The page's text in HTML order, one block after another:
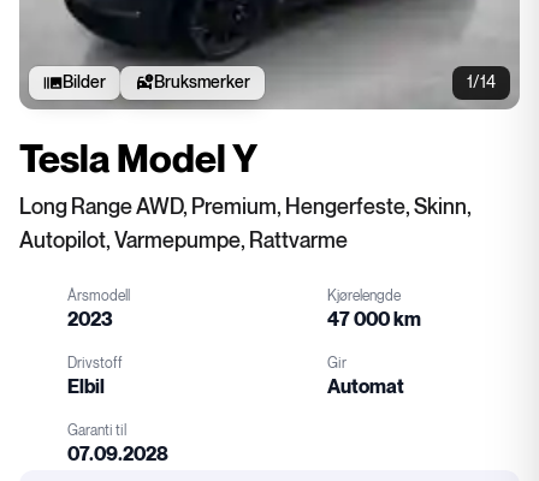
1/14
Bilder Bruksmerker
Tesla Model Y
Long Range AWD, Premium, Hengerfeste, Skinn,
Autopilot, Varmepumpe, Rattvarme
Årsmodell
2023
Kjørelengde
47 000 km
Drivstoff
Drivstoff
Elbil
Gir
Automat
Garanti til
07.09.2028